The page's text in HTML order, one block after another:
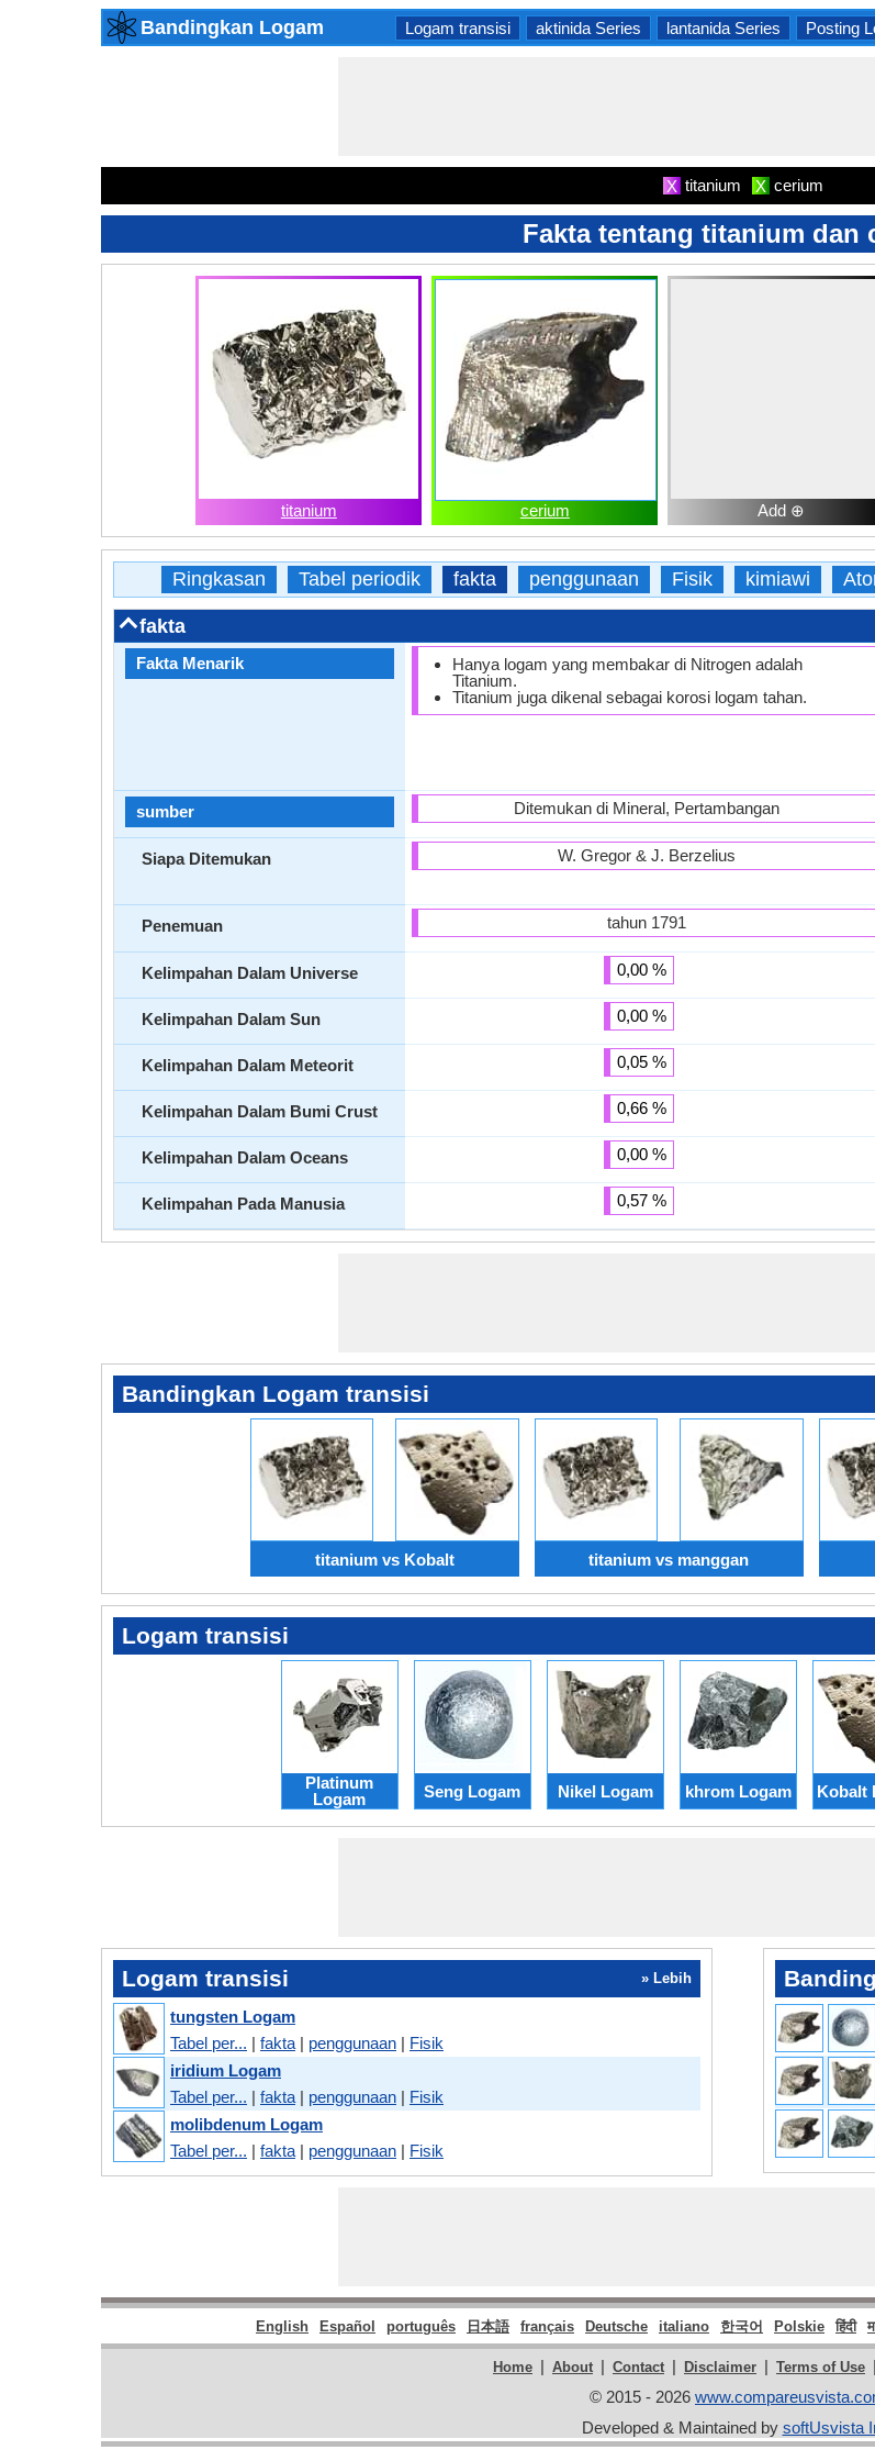
Bandingkan Logam Logam transisi aktinida Series lantanida Series Posting
X titanium X cerium
Fakta tentang titanium dan
titanium cerium Add ⊕
Ringkasan Tabel periodik fakta penggunaan Fisik kimiawi
fakta
Fakta Menarik
sumber
Siapa Ditemukan
Penemuan
Kelimpahan Dalam Universe
Kelimpahan Dalam Sun
Kelimpahan Dalam Meteorit
Kelimpahan Dalam Bumi Crust
Kelimpahan Dalam Oceans
Kelimpahan Pada Manusia
Hanya logam yang membakar di Nitrogen adalah
Titanium.
Titanium juga dikenal sebagai korosi logam tahan.
Ditemukan di Mineral, Pertambangan
W. Gregor & J. Berzelius
tahun 1791
0,00 %
0,00 %
0,05 %
0,66 %
0,00 %
0,57 %
Bandingkan Logam transisi
titanium vs Kobalt titanium vs manggan
Logam transisi
Platinum
Logam
Seng Logam Nikel Logam khrom Logam Kobalt
Logam transisi » Lebih
tungsten Logam
Tabel per... | fakta | penggunaan | Fisik
iridium Logam
Tabel per... | fakta | penggunaan | Fisik
molibdenum Logam
Tabel per... | fakta | penggunaan | Fisik
English Español português 日本語 français Deutsche italiano 한국어 Polskie हिंदी
Home | About | Contact | Disclaimer | Terms of Use |
© 2015 - 2026
Developed & Maintained by softUsvista